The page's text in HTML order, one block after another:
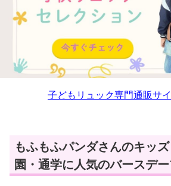
子どもリュック専門通販サ
もふもふパンダさんのキッ
園・通学に人気のバースデ